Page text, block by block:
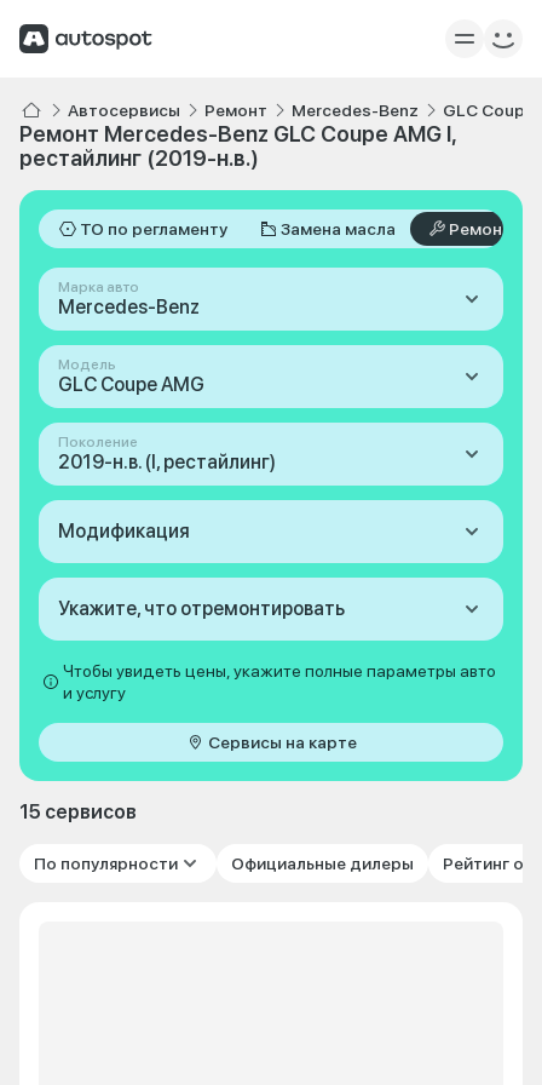
Автосервисы Ремонт Mercedes-Benz GLC Coupe
Ремонт Mercedes-Benz GLC Coupe AMG I,
рестайлинг (2019-н.в.)
ТО по регламенту Замена масла Ремонт
Марка авто
Mercedes-Benz
Модель
GLC Coupe AMG
Поколение
2019-н.в. (I, рестайлинг)
Модификация
Укажите, что отремонтировать
Чтобы увидеть цены, укажите полные параметры авто
и услугу
Сервисы на карте
15 сервисов
По популярности Официальные дилеры Рейтинг